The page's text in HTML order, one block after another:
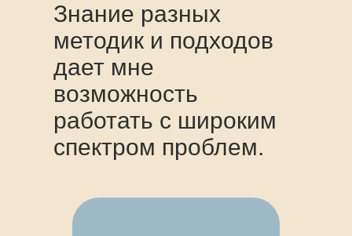
Знание разных
методик и подходов
дает мне
возможность
работать с широким
спектром проблем.